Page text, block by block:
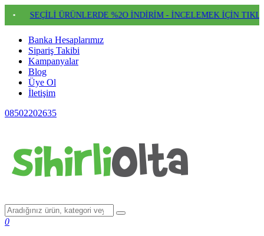
ÜRÜNLERDE %2O İNDİRİM - İNCELEMEK İÇİN TIKLAYIN •
Banka Hesaplarımız
Sipariş Takibi
Kampanyalar
Blog
Üye Ol
İletişim
08502202635
0